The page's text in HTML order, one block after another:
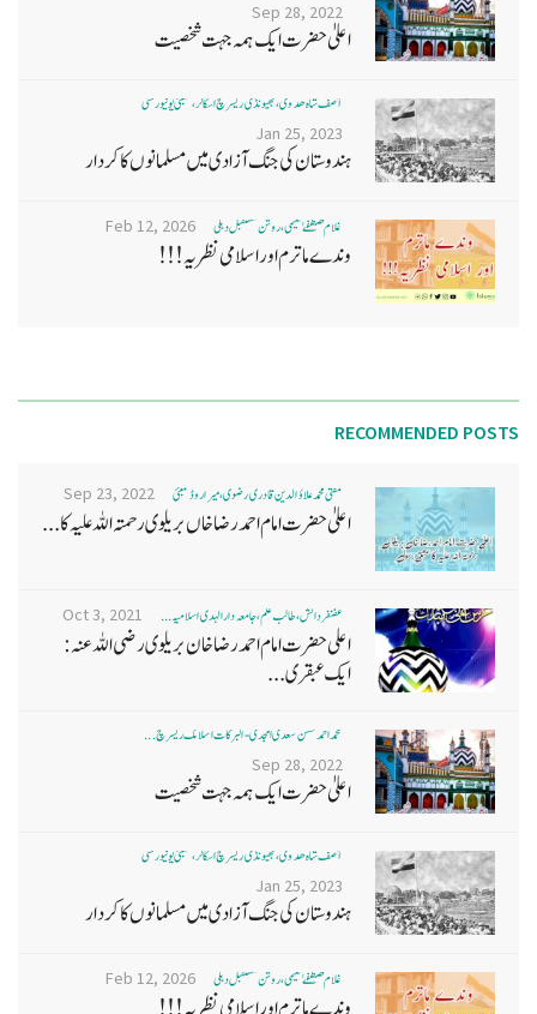
Sep 28, 2022
اعلیٰ حضرت ایک ہمہ جہت شخصیت
آصف شاہ ھدوی، بھیونڈی ریسرچ اسکالر، ممبئی یونیورسٹی
Jan 25, 2023
ہندوستان کی جنگ آزادی میں مسلمانوں کا کردار
غلام مصطفےٰ نعیمی، روشن مستقبل دہلی Feb 12, 2026
وندے ماترم اور اسلامی نظریہ!!!
RECOMMENDED POSTS
مفتی محمد علاؤ الدین قادری رضوی ، میرا روڈ ممبئی Sep 23, 2022
اعلیٰ حضرت امام احمد رضا خاں بر یلو ی رحمتہ اللہ علیہ کا...
غضنفر دانش، طالب علم، جامعہ دارالہدی اسلامیہ ... Oct 3, 2021
اعلی حضرت امام احمد رضا خان بریلوی رضی اللہ عنہ:
ایک عبقری...
محمد احمد حسن سعدی امجدی - البرکات اسلامک ریسرچ ...
Sep 28, 2022
اعلیٰ حضرت ایک ہمہ جہت شخصیت
آصف شاہ ھدوی، بھیونڈی ریسرچ اسکالر، ممبئی یونیورسٹی
Jan 25, 2023
ہندوستان کی جنگ آزادی میں مسلمانوں کا کردار
غلام مصطفےٰ نعیمی، روشن مستقبل دہلی Feb 12, 2026